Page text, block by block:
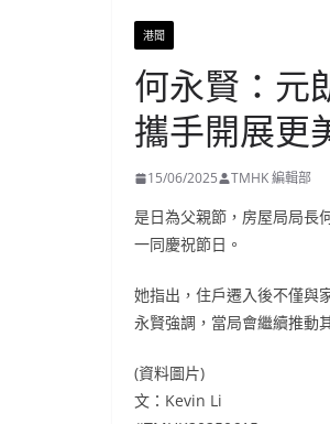
港聞
何永賢：元
攜手開展更
15/06/2025 TMHK 編輯部
是日為父親節，房屋局局長
一同慶祝節日。
她指出，住戶遷入後不僅與
永賢強調，當局會繼續推動
(資料圖片)
文：Kevin Li